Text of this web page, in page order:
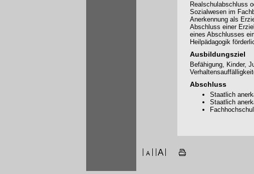
Realschulabschluss
Sozialwesen im
Anerkennung als
Abschluss einer
eines Abschlusses
Heilpädagogik
Ausbildungsziel
Befähigung, Kinder,
Abschluss
Staatlich
Staatlich